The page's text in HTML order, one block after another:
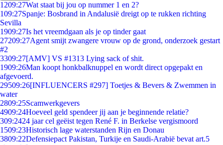
1209:27Wat staat bij jou op nummer 1 en 2?
109:27Spanje: Bosbrand in Andalusië dreigt op te rukken richting
Sevilla
1909:27Is het vreemdgaan als je op tinder gaat
27209:27Agent smijt zwangere vrouw op de grond, onderzoek gestart
#2
3309:27[AMV] VS #1313 Lying sack of shit.
1909:26Man koopt honkbalknuppel en wordt direct opgepakt en
afgevoerd.
29509:26[INFLUENCERS #297] Toetjes & Bevers & Zwemmen in
water
2809:25Scamwerkgevers
4909:24Hoeveel geld spendeer jij aan je beginnende relatie?
309:2424 jaar cel geëist tegen René F. in Berkelse vergismoord
1509:23Historisch lage waterstanden Rijn en Donau
3809:22Defensiepact Pakistan, Turkije en Saudi-Arabië bevat art.5